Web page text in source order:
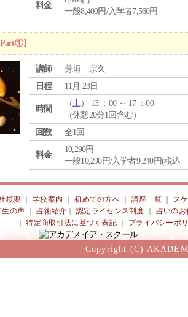
料金
一般8,400円/入学者7,560円
】
講師
芳垣 宗久
日程
11月 23日
時間
（土） 13 ：00 ～ 17 ：00
（休憩20分1回含む）
回数
全1回
料金
10,290円
一般10,290円/入学者9,240円(税込
概要 ｜学校案内 ｜初めての方へ 講座一覧
ス
生の声 ｜占術紹介 ｜認定ライセンス制度
占いのお
｜特定商取引法に基づく表記 プライバシーポ
Copyright (C)